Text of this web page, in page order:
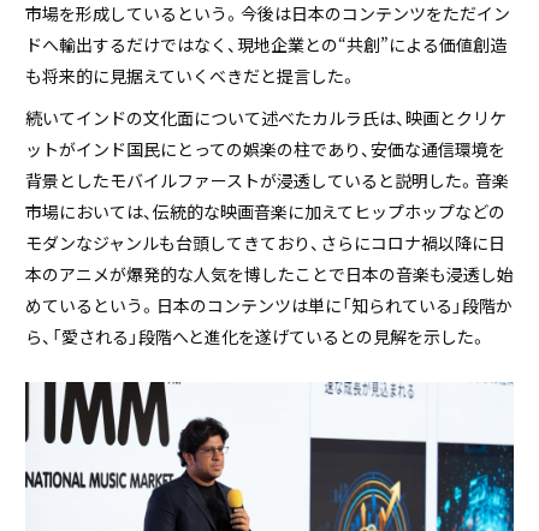
市場を形成しているという。今後は日本のコンテンツをただイン
ドへ輸出するだけではなく、現地企業との“共創”による価値創造
も将来的に見据えていくべきだと提言した。
続いてインドの文化面について述べたカルラ氏は、映画とクリケ
ットがインド国民にとっての娯楽の柱であり、安価な通信環境を
背景としたモバイルファーストが浸透していると説明した。音楽
市場においては、伝統的な映画音楽に加えてヒップホップなどの
モダンなジャンルも台頭してきており、さらにコロナ禍以降に日
本のアニメが爆発的な人気を博したことで日本の音楽も浸透し始
めているという。日本のコンテンツは単に「知られている」段階か
ら、「愛される」段階へと進化を遂げているとの見解を示した。